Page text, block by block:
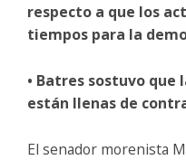
respecto a que los
tiempos para la
• Batres sostuvo que
están llenas de
El senador morenista